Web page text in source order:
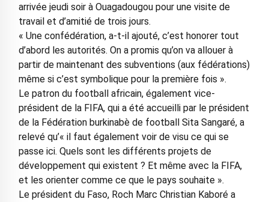
arrivée jeudi soir à Ouagadougou pour une visite de
travail et d’amitié de trois jours.
« Une confédération, a-t-il ajouté, c’est honorer tout
d’abord les autorités. On a promis qu’on va allouer à
partir de maintenant des subventions (aux fédérations)
même si c’est symbolique pour la première fois ».
Le patron du football africain, également vice-
président de la FIFA, qui a été accueilli par le président
de la Fédération burkinabè de football Sita Sangaré, a
relevé qu’« il faut également voir de visu ce qui se
passe ici. Quels sont les différents projets de
développement qui existent ? Et même avec la FIFA,
et les orienter comme ce que le pays souhaite ».
Le président du Faso, Roch Marc Christian Kaboré a